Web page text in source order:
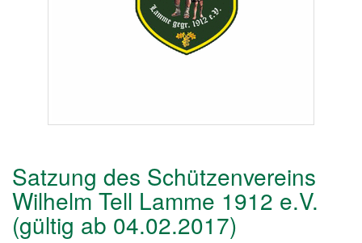
Satzung des Schützenvereins
Wilhelm Tell Lamme 1912 e.V.
(gültig ab 04.02.2017)